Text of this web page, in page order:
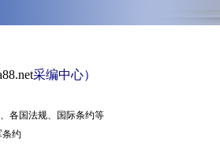
采编中心）
各国法规、国际条约等
约